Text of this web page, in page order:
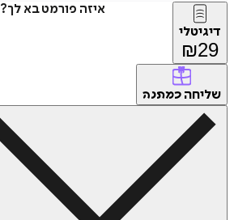
איזה פורמט בא לך?
דיגיטלי
₪29
שליחה כמתנה